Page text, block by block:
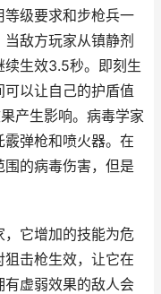
级要求和步枪兵一
敌方玩家从镇静剂
续生效3.5秒。即刻生
以让自己的护盾值
产生影响。病毒学家
弹枪和喷火器。在
的病毒伤害，但是
它增加的技能为危
击枪生效，让它在
虚弱效果的敌人会